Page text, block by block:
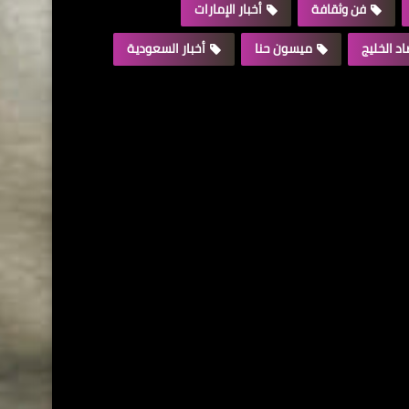
فن وثقافة
أخبار الإمارات
الخليج
ميسون حنا أخبار السعودية